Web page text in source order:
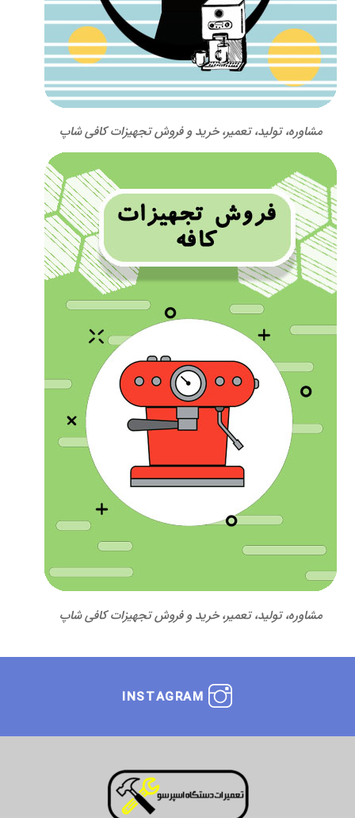
مشاوره، تولید، تعمیر، خرید و فروش تجهیزات کافی شاپ
مشاوره، تولید، تعمیر، خرید و فروش تجهیزات کافی شاپ
INSTAGRAM